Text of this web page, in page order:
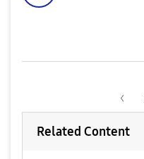
Related Content